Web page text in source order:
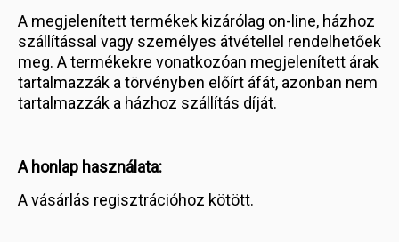
A megjelenített termékek kizárólag on-line, házhoz
szállítással vagy személyes átvétellel rendelhetőek
meg. A termékekre vonatkozóan megjelenített árak
tartalmazzák a törvényben előírt áfát, azonban nem
tartalmazzák a házhoz szállítás díját.
A honlap használata:
A vásárlás regisztrációhoz kötött.